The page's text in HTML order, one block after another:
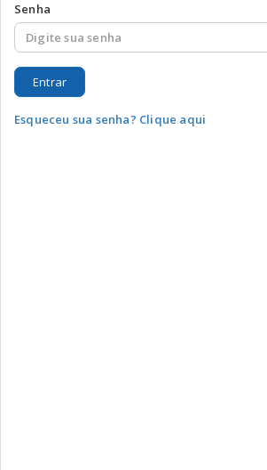
Senha
Entrar
Esqueceu sua senha? Clique aqui